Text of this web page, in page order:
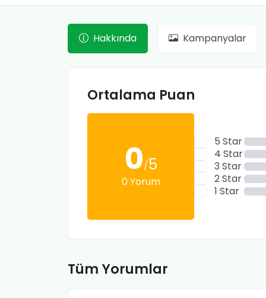
Hakkında Kampanyalar
Ortalama Puan
0/5
0 Yorum
5 Star
4 Star
3 Star
2 Star
1 Star
Tüm Yorumlar